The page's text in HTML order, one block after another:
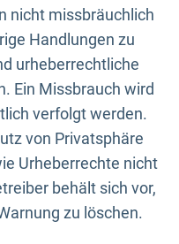
nicht missbräuchlich
Handlungen zu
urheberrechtliche
Ein Missbrauch wird
verfolgt werden.
von Privatsphäre
Urheberrechte nicht
behält sich vor,
zu löschen.